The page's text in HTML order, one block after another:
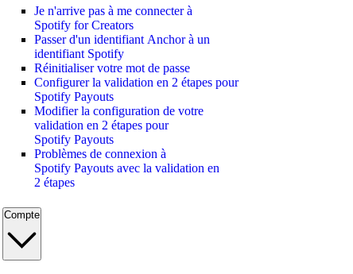
Je n'arrive pas à me connecter à
Spotify for Creators
Passer d'un identifiant Anchor à un
identifiant Spotify
Réinitialiser votre mot de passe
Configurer la validation en 2 étapes pour
Spotify Payouts
Modifier la configuration de votre
validation en 2 étapes pour
Spotify Payouts
Problèmes de connexion à
Spotify Payouts avec la validation en
2 étapes
Compte